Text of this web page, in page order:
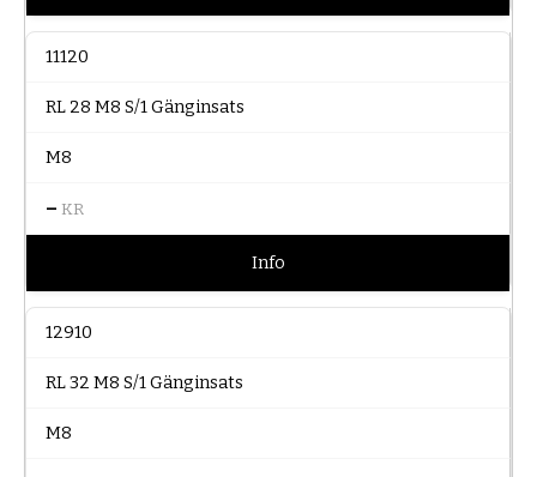
11120
RL 28 M8 S/1 Gänginsats
M8
– KR
Info
12910
RL 32 M8 S/1 Gänginsats
M8